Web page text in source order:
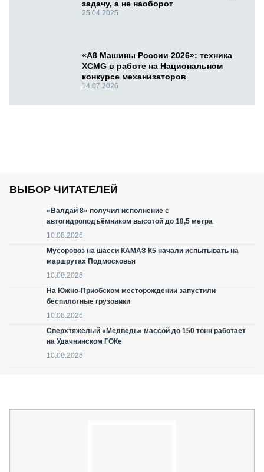
задачу, а не наоборот
25.04.2025
«А8 Машины России 2026»: техника
XCMG в работе на Национальном
конкурсе механизаторов
14.07.2026
ВЫБОР ЧИТАТЕЛЕЙ
«Валдай 8» получил исполнение с
автогидроподъёмником высотой до 18,5 метра
10.08.2026
Мусоровоз на шасси КАМАЗ К5 начали испытывать на
маршрутах Подмосковья
10.08.2026
На Южно-Приобском месторождении запустили
беспилотные грузовики
10.08.2026
Сверхтяжёлый «Медведь» массой до 150 тонн работает
на Удачнинском ГОКе
10.08.2026